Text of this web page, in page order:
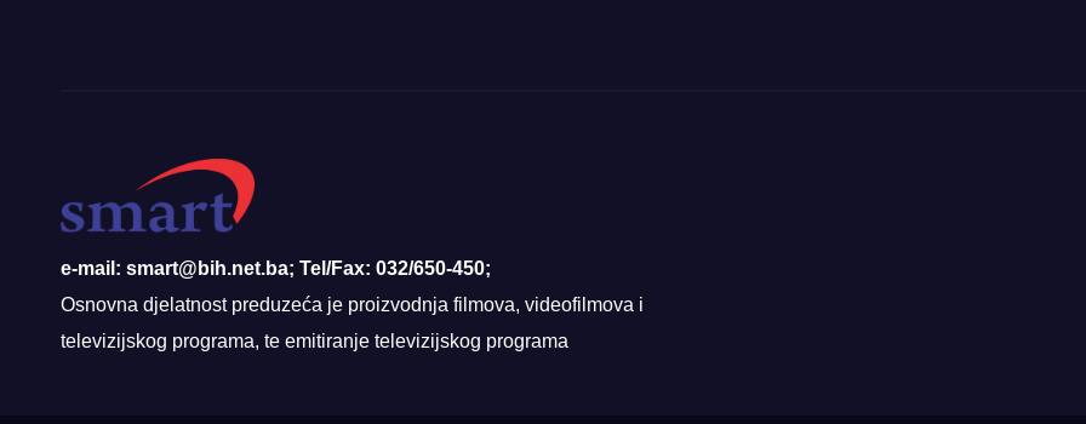
e-mail: smart@bih.net.ba; Tel/Fax: 032/650-450;
Osnovna djelatnost preduzeća je proizvodnja filmova, videofilmova i
televizijskog programa, te emitiranje televizijskog programa